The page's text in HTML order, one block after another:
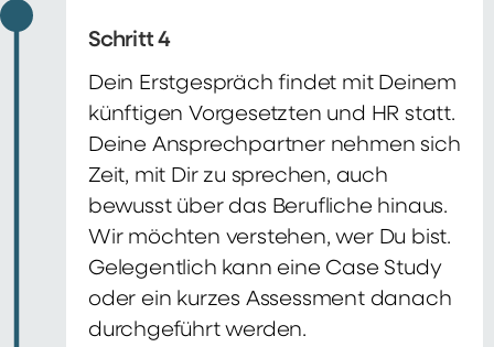
Schritt 4
Dein Erstgespräch findet mit Deinem
künftigen Vorgesetzten und HR statt.
Deine Ansprechpartner nehmen sich
Zeit, mit Dir zu sprechen, auch
bewusst über das Berufliche hinaus.
Wir möchten verstehen, wer Du bist.
Gelegentlich kann eine Case Study
oder ein kurzes Assessment danach
durchgeführt werden.